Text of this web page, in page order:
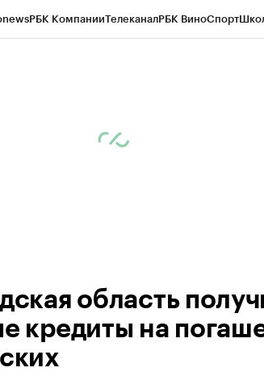
РБК КомпанииТелеканалРБК ВиноСпорт
область
кредиты на